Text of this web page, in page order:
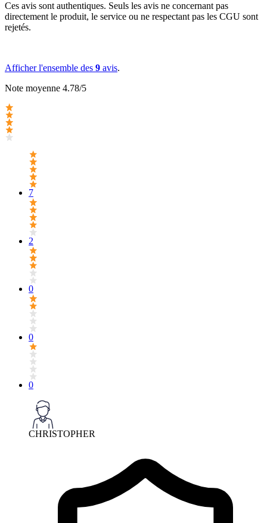
Ces avis sont authentiques. Seuls les avis ne concernant pas
directement le produit, le service ou ne respectant pas les CGU sont
rejetés.
Afficher l'ensemble des 9 avis.
Note moyenne 4.78/5
7
2
0
0
0
CHRISTOPHER